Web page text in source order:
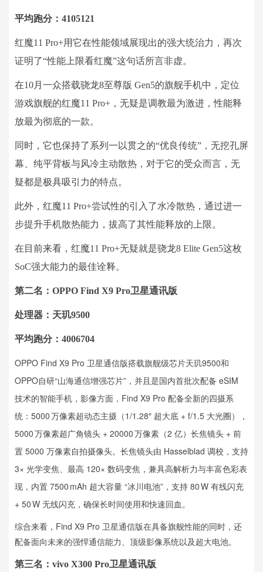
平均跑分：4105121
红魔11 Pro+用它在性能领域展现出的强大统治力，再次
证明了“性能上限看红魔”这句话所言非虚。
在10月一众搭载骁龙8至尊版 Gen5的旗舰手机中，定位
游戏旗舰的红魔11 Pro+，无疑是调教最为激进，性能释
放最为彻底的一款。
同时，它也保持了系列一以贯之的“优良传统”，无挖孔屏
幕、纯平背板与风冷主动散热，对于它的受众而言，无
疑都是极具吸引力的特点。
此外，红魔11 Pro+尝试性的引入了水冷散热，通过进一
步提升手机散热能力，拔高了其性能释放的上限。
在目前来看，红魔11 Pro+无疑就是骁龙8 Elite Gen5这枚
SoC强大能力的最佳诠释。
第二名：OPPO Find X9 Pro卫星通讯版
处理器：天玑9500
平均跑分：4006704
OPPO Find X9 Pro 卫星通信版搭载旗舰级芯片天玑9500和
OPPO自研“山海通信增强芯片”，并且是国内首批次配备 eSIM
技术的智能手机，影像方面，Find X9 Pro 配备全新的四摄系
统：5000 万像素超动态主摄（1/1.28″ 超大底 + f/1.5 大光圈），
5000 万像素超广角镜头 + 20000 万像素（2 亿）长焦镜头 + 前
置 5000 万像素自拍摄像头。长焦镜头由 Hasselblad 调校，支持
3× 光学变焦、最高 120× 数码变焦，兼具高解析力与丰富色彩表
现，内置 7500 mAh 超大容量 “冰川电池”，支持 80 W 有线闪充
+ 50 W 无线闪充，确保长时间使用和快速回血。
综合来看，Find X9 Pro 卫星通信版在具备旗舰性能的同时，还
配备面向未来的强悍通信能力、顶级影像系统以及超大电池。
第三名：vivo X300 Pro卫星通讯版